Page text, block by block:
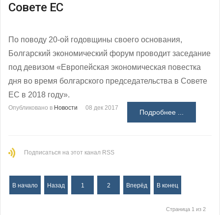
Совете ЕС
По поводу 20-ой годовщины своего основания,
Болгарский экономический форум проводит заседание
под девизом «Европейская экономическая повестка
дня во время болгарского председательства в Совете
ЕС в 2018 году».
Опубликовано в Новости 08 дек 2017
Подробнее ...
Подписаться на этот канал RSS
В начало Назад 1 2 Вперёд В конец
Страница 1 из 2